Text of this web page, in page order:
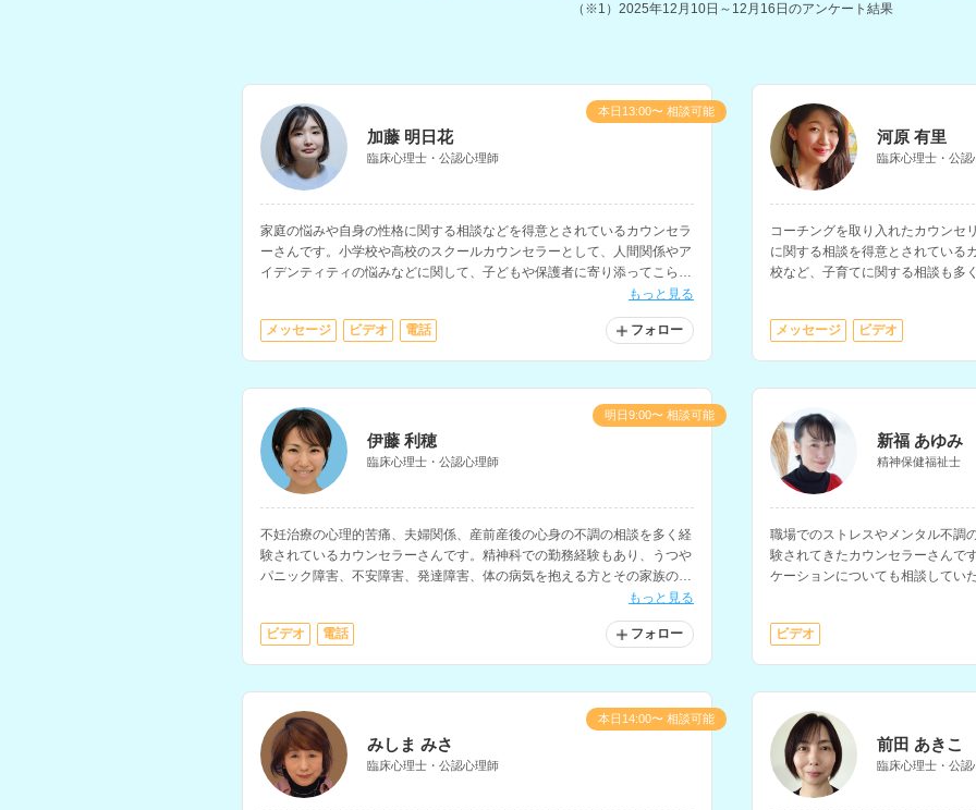
（※1） 2025年12月10日～12月16日 のアンケート結果
加藤 明日花
臨床心理士・公認心理師
家庭の悩みや自身の性格に関する相談などを得意とされているカウンセラ
ーさんです。小学校や高校のスクールカウンセラーとして、人間関係やア
イデンティティの悩みなどに関して、子どもや保護者に寄り添ってこられ
もっと見る
メッセージ ビデオ 電話 フォロー
本日13:00〜 相談可能
河原 有里
臨床心理士・公認
コーチングを取り入れたカウンセ
に関する相談を得意とされている
校など、子育てに関する相談も多
メッセージ ビデオ
伊藤 利穂
臨床心理士・公認心理師
不妊治療の心理的苦痛、夫婦関係、産前産後の心身の不調の相談を多く経
験されているカウンセラーさんです。精神科での勤務経験もあり、うつや
パニック障害、不安障害、発達障害、体の病気を抱える方とその家族の心
理支援、大切な方を失った人、家族・パートナー関係に悩む人など、様々
もっと見る
ビデオ 電話 フォロー
明日9:00〜 相談可能
新福 あゆみ
精神保健福祉士
職場でのストレスやメンタル不調
験されてきたカウンセラーさんで
ケーションについても相談してい
らどうしたら良いのかわからな
ビデオ
みしま みさ
臨床心理士・公認心理師
本日14:00〜 相談可能
前田 あきこ
臨床心理士・公認